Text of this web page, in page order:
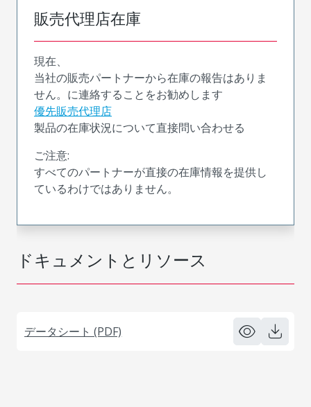
ドキュメントとリソース
データシート (PDF)
販売代理店在庫
現在、
当社の販売パートナーから在庫の報告はありま
せん。に連絡することをお勧めします
優先販売代理店
製品の在庫状況について直接問い合わせる
ご注意:
すべてのパートナーが直接の在庫情報を提供し
ているわけではありません。